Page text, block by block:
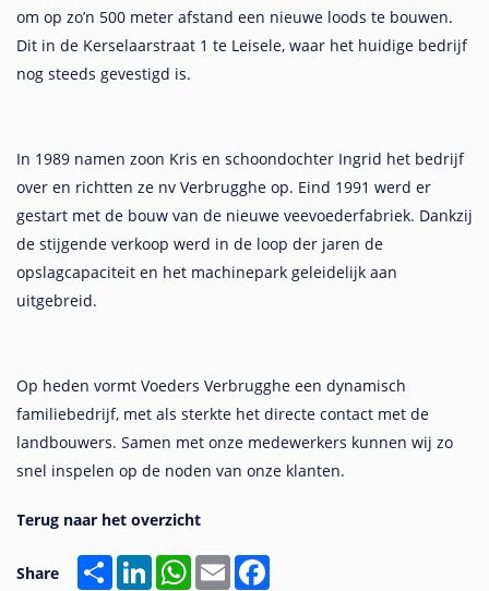
om op zo’n 500 meter afstand een nieuwe loods te bouwen.
Dit in de Kerselaarstraat 1 te Leisele, waar het huidige bedrijf
nog steeds gevestigd is.
In 1989 namen zoon Kris en schoondochter Ingrid het bedrijf
over en richtten ze nv Verbrugghe op. Eind 1991 werd er
gestart met de bouw van de nieuwe veevoederfabriek. Dankzij
de stijgende verkoop werd in de loop der jaren de
opslagcapaciteit en het machinepark geleidelijk aan
uitgebreid.
Op heden vormt Voeders Verbrugghe een dynamisch
familiebedrijf, met als sterkte het directe contact met de
landbouwers. Samen met onze medewerkers kunnen wij zo
snel inspelen op de noden van onze klanten.
Share Share LinkedInWhatsApp
Email